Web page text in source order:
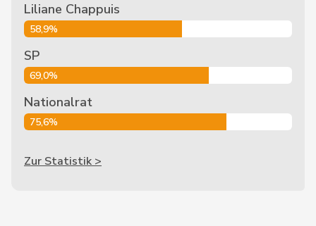
Liliane Chappuis
58,9%
SP
69,0%
Nationalrat
75,6%
Zur Statistik >